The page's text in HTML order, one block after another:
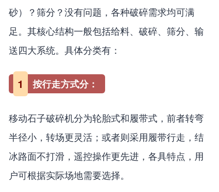
砂）？筛分？没有问题，各种破碎需求均可满
足。其核心结构一般包括给料、破碎、筛分、输
送四大系统。具体分类有：
1 按行走方式分：
移动石子破碎机分为轮胎式和履带式，前者转弯
半径小，转场更灵活；或者则采用履带行走，结
冰路面不打滑，遥控操作更先进，各具特点，用
户可根据实际场地需要选择。